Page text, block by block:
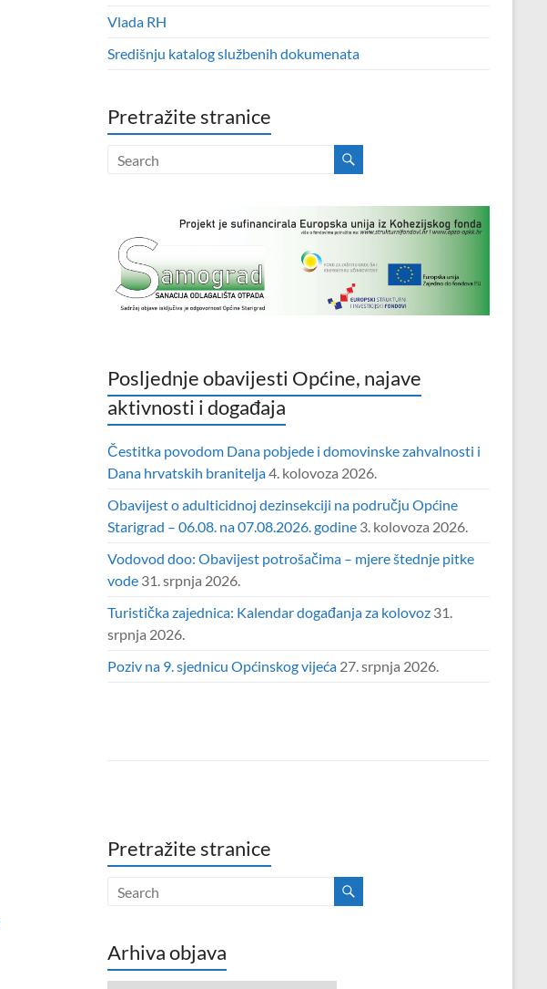
Vlada RH
Središnju katalog službenih dokumenata
Pretražite stranice
Posljednje obavijesti Općine, najave
aktivnosti i događaja
Čestitka povodom Dana pobjede i domovinske zahvalnosti i
Dana hrvatskih branitelja4. kolovoza 2026.
Obavijest o adulticidnoj dezinsekciji na području Općine
Starigrad – 06.08. na 07.08.2026. godine 3. kolovoza 2026.
Vodovod doo: Obavijest potrošačima – mjere štednje pitke
vode 31. srpnja 2026.
Turistička zajednica: Kalendar događanja za kolovoz 31.
srpnja 2026.
Poziv na 9. sjednicu Općinskog vijeća 27. srpnja 2026.
Pretražite stranice
Arhiva objava